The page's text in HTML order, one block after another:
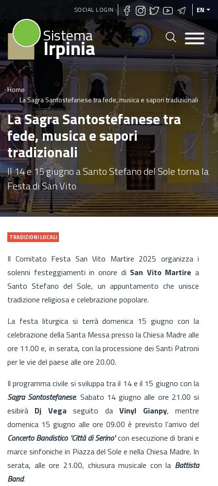
Skip
to
main
content
SOCIAL LOGIN EN
Sistema
Irpinia
Home
La Sagra Santostefanese tra fede, musica e sapori tradizionali
La Sagra Santostefanese tra
fede, musica e sapori
tradizionali
Il 14 e 15 giugno a Santo Stefano del Sole torna la
Festa di San Vito
TRADIZIONI LOCALI
Il Comitato Festa San Vito Martire 2025 organizza i
solenni festeggiamenti in onore di San Vito Martire a
Santo Stefano del Sole, un appuntamento che unisce
tradizione religiosa e celebrazione popolare.
La festa liturgica si terrà domenica 15 giugno con la
celebrazione della Santa Messa presso la Chiesa Madre alle
ore 11.00 e, in serata, con la processione dei Santi Patroni
per le vie del paese alle ore 20.00.
Il programma civile si sviluppa tra il 14 e il 15 giugno con la
Sagra Santostefanese. Sabato 14 giugno alle ore 21.00 si
esibirà Dj Vega seguito daVinyl Gianpy, mentre
domenica 15 giugno alle ore 09.00 è previsto l’arrivo del
Concerto Bandistico 'Città di Serino'con esecuzione di brani e
marce sinfoniche in Piazza del Sole e nella Chiesa Madre. In
serata, alle ore 21.00, chiusura musicale con la Battista
Band.